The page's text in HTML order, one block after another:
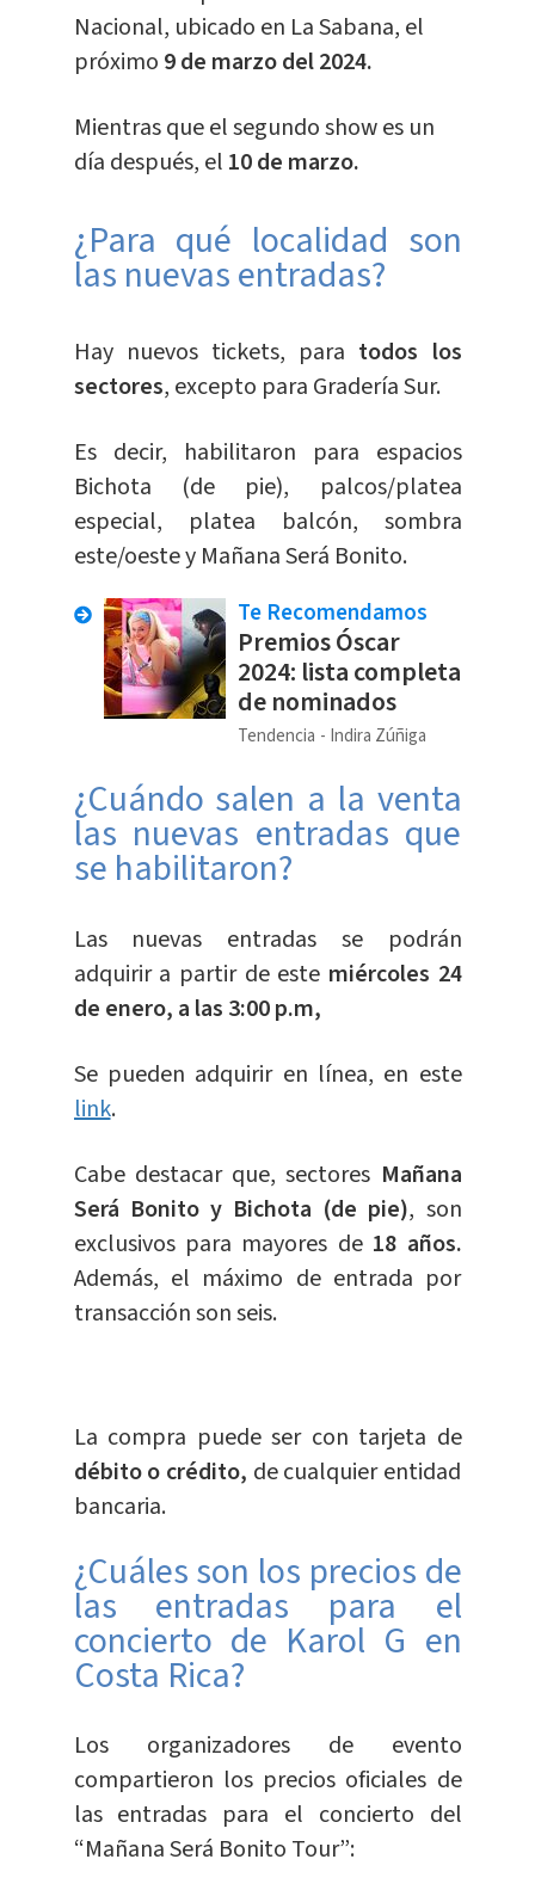
Nacional, ubicado en La Sabana, el
próximo 9 de marzo del 2024.
Mientras que el segundo show es un
día después, el 10 de marzo.
¿Para qué localidad son
las nuevas entradas?
Hay nuevos tickets, para todos los
sectores, excepto para Gradería Sur.
Es decir, habilitaron para espacios
Bichota (de pie), palcos/platea
especial, platea balcón, sombra
este/oeste y Mañana Será Bonito.
Te Recomendamos
Premios Óscar
2024: lista completa
de nominados
Tendencia Indira Zúñiga
¿Cuándo salen a la venta
las nuevas entradas que
se habilitaron?
Las nuevas entradas se podrán
adquirir a partir de este miércoles 24
de enero, a las 3:00 p.m,
Se pueden adquirir en línea, en este
link.
Cabe destacar que, sectores Mañana
Será Bonito y Bichota (de pie), son
exclusivos para mayores de 18 años.
Además, el máximo de entrada por
transacción son seis.
La compra puede ser con tarjeta de
débito o crédito, de cualquier entidad
bancaria.
¿Cuáles son los precios de
las entradas para el
concierto de Karol G en
Costa Rica?
Los organizadores de evento
compartieron los precios oficiales de
las entradas para el concierto del
“Mañana Será Bonito Tour”: